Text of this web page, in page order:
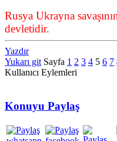
Rusya Ukrayna
devletidir.
Yazdır
Yukarı git Sayfa 1 2 3 4 5 6 7
Kullanıcı Eylemleri
Konuyu Paylaş